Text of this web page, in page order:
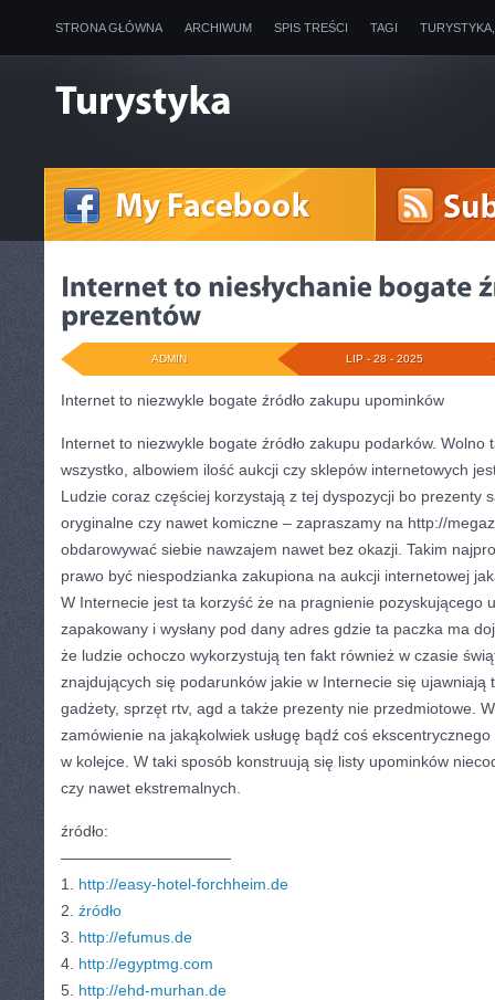
STRONA GŁÓWNA ARCHIWUM SPIS TREŚCI TAGI
LIP - 28 - 2025
ADMIN
Internet to niezwykle bogate źródło zakupu upominków
Internet to niezwykle bogate źródło zakupu podarków. Wolno
wszystko, albowiem ilość aukcji czy sklepów internetowych
Ludzie coraz częściej korzystają z tej dyspozycji bo prezenty
oryginalne czy nawet komiczne – zapraszamy na http://
obdarowywać siebie nawzajem nawet bez okazji. Takim
prawo być niespodzianka zakupiona na aukcji internetowej
W Internecie jest ta korzyść że na pragnienie pozyskującego
zapakowany i wysłany pod dany adres gdzie ta paczka ma
że ludzie ochoczo wykorzystują ten fakt również w czasie
znajdujących się podarunków jakie w Internecie się ujawniają
gadżety, sprzęt rtv, agd a także prezenty nie przedmiotowe.
zamówienie na jakąkolwiek usługę bądź coś
w kolejce. W taki sposób konstruują się listy upominków
czy nawet ekstremalnych.
źródło:
———————————
1. http://easy-hotel-forchheim.de
2. źródło
3. http://efumus.de
4. http://egyptmg.com
5. http://ehd-murhan.de